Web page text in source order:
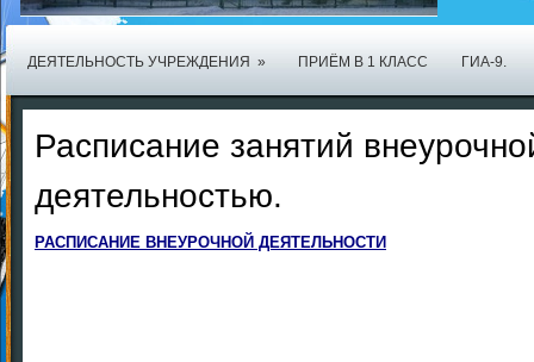
ДЕЯТЕЛЬНОСТЬ УЧРЕЖДЕНИЯ » ПРИЁМ В 1 КЛАСС ГИА-9.
Расписание занятий
деятельностью.
РАСПИСАНИЕ ВНЕУРОЧНОЙ ДЕЯТЕЛЬНОСТИ